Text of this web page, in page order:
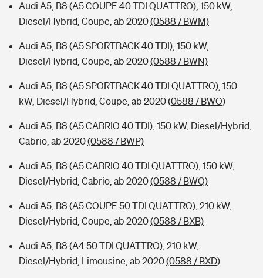
Audi A5, B8 (A5 COUPE 40 TDI QUATTRO), 150 kW,
Diesel/Hybrid, Coupe, ab 2020(0588 / BWM)
Audi A5, B8 (A5 SPORTBACK 40 TDI), 150 kW,
Diesel/Hybrid, Coupe, ab 2020(0588 / BWN)
Audi A5, B8 (A5 SPORTBACK 40 TDI QUATTRO), 150
kW, Diesel/Hybrid, Coupe, ab 2020(0588 / BWO)
Audi A5, B8 (A5 CABRIO 40 TDI), 150 kW, Diesel/Hybrid,
Cabrio, ab 2020(0588 / BWP)
Audi A5, B8 (A5 CABRIO 40 TDI QUATTRO), 150 kW,
Diesel/Hybrid, Cabrio, ab 2020(0588 / BWQ)
Audi A5, B8 (A5 COUPE 50 TDI QUATTRO), 210 kW,
Diesel/Hybrid, Coupe, ab 2020(0588 / BXB)
Audi A5, B8 (A4 50 TDI QUATTRO), 210 kW,
Diesel/Hybrid, Limousine, ab 2020(0588 / BXD)